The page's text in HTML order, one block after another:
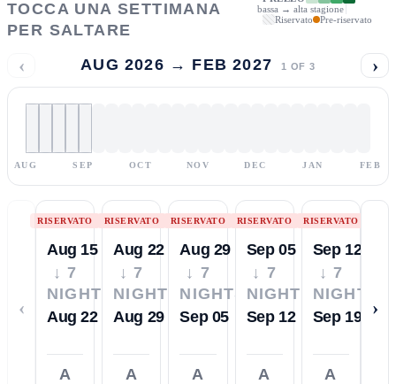
TOCCA UNA SETTIMANA
PER SALTARE
bassa → alta stagione
Riservato
Pre-riservato
‹ AUG 2026 → FEB 2027 1 OF 3 ›
AUG SEP OCT NOV DEC JAN FEB
‹
RISERVATO
Aug 15
↓ 7
NIGHTS
Aug 22
A
RISERVATO
Aug 22
↓ 7
NIGHTS
Aug 29
A
RISERVATO
Aug 29
↓ 7
NIGHTS
Sep 05
A
RISERVATO
Sep 05
↓ 7
NIGHTS
Sep 12
A
RISERVATO
Sep 12
↓ 7
NIGHTS
Sep 19
A
›